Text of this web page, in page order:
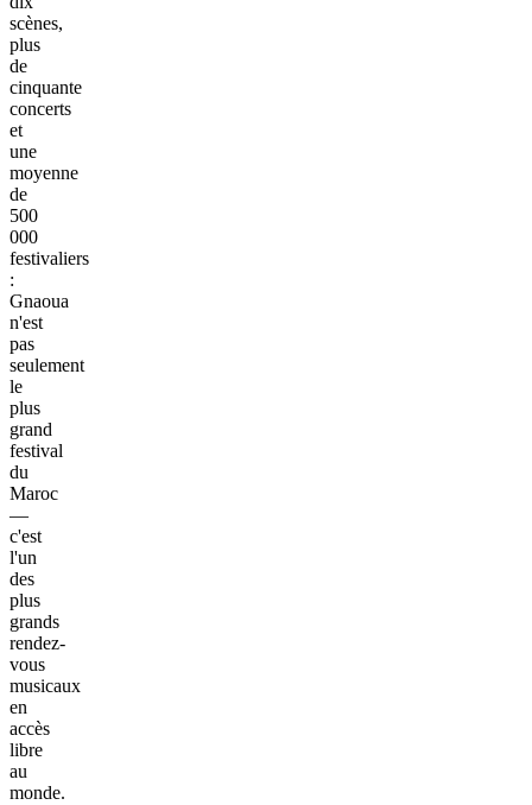
scènes,
plus
de
cinquante
concerts
et
une
moyenne
de
500
000
festivaliers
:
Gnaoua
n'est
pas
seulement
le
plus
grand
festival
du
Maroc
—
c'est
l'un
des
plus
grands
rendez-
vous
musicaux
en
accès
libre
au
monde.